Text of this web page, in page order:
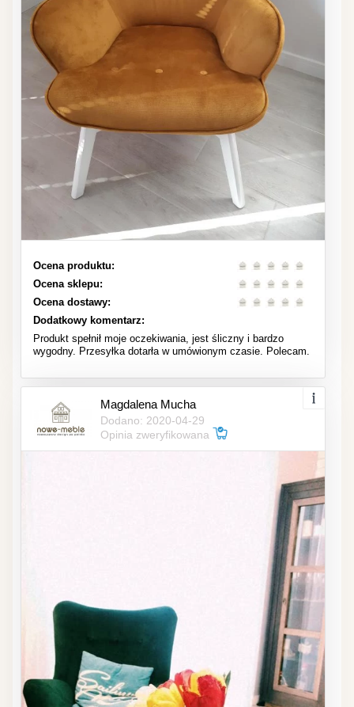
Ocena produktu:
Ocena sklepu:
Ocena dostawy:
Dodatkowy komentarz:
Produkt spełnił moje oczekiwania, jest śliczny i bardzo
wygodny. Przesyłka dotarła w umówionym czasie. Polecam.
Magdalena Mucha
Dodano: 2020-04-29
Opinia zweryfikowana